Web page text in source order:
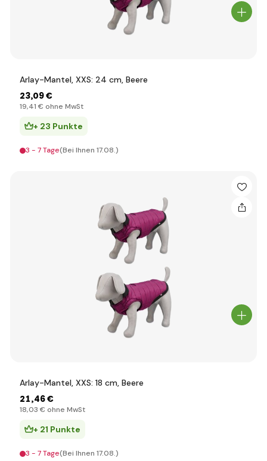
Arlay-Mantel, XXS: 24 cm, Beere
23,09 €
19,41 € ohne MwSt
+ 23 Punkte
3 - 7 Tage(Bei Ihnen 17.08.)
Arlay-Mantel, XXS: 18 cm, Beere
21,46 €
18,03 € ohne MwSt
+ 21 Punkte
3 - 7 Tage(Bei Ihnen 17.08.)